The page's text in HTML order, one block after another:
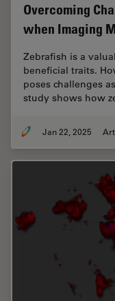
Overcoming
when Imaging
Zebrafish is a
beneficial traits.
poses challenges
study shows how
Jan 22, 2025